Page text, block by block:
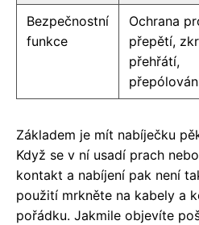
Bezpečnostní
funkce
Ochrana
přepětí,
přehřátí,
Základem je mít nabíječku
Když se v ní usadí prach
kontakt a nabíjení pak není
použití mrkněte na kabely a
pořádku. Jakmile objevíte